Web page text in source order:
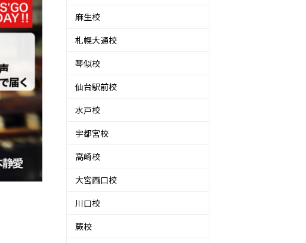
麻生校
札幌大通校
琴似校
仙台駅前校
水戸校
宇都宮校
高崎校
大宮西口校
川口校
蕨校